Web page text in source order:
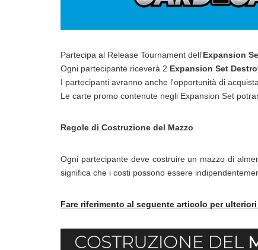
Partecipa al Release Tournament dell'Expansion
Ogni partecipante riceverà 2 Expansion Set
I partecipanti avranno anche l'opportunità di
Le carte promo contenute negli Expansion Set
Regole di Costruzione del Mazzo
Ogni partecipante deve costruire un mazzo di
significa che i costi possono essere
Fare riferimento al seguente articolo per